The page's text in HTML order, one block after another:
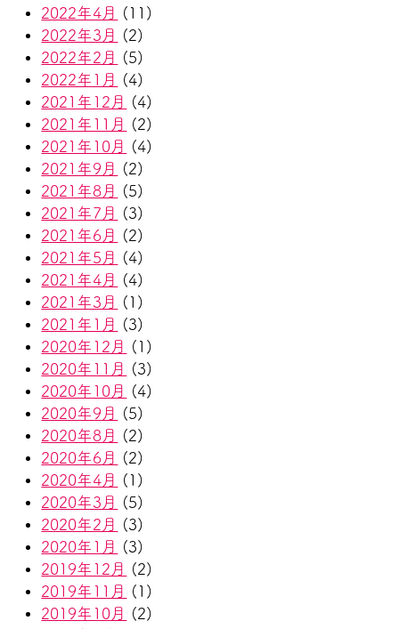
2022年4月
(11)
2022年3月
(2)
2022年2月
(5)
2022年1月
(4)
2021年12月
(4)
2021年11月
(2)
2021年10月
(4)
2021年9月
(2)
2021年8月
(5)
2021年7月
(3)
2021年6月
(2)
2021年5月
(4)
2021年4月
(4)
2021年3月
(1)
2021年1月
(3)
2020年12月
(1)
2020年11月
(3)
2020年10月
(4)
2020年9月
(5)
2020年8月
(2)
2020年6月
(2)
2020年4月
(1)
2020年3月
(5)
2020年2月
(3)
2020年1月
(3)
2019年12月
(2)
2019年11月
(1)
2019年10月
(2)